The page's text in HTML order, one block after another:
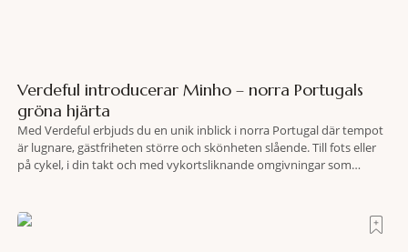
Verdeful introducerar Minho – norra Portugals
gröna hjärta
Med Verdeful erbjuds du en unik inblick i norra Portugal där tempot
är lugnare, gästfriheten större och skönheten slående. Till fots eller
på cykel, i din takt och med vykortsliknande omgivningar som
travel när det